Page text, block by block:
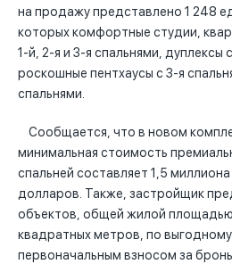
на продажу представлено 1 248
которых комфортные студии,
1-й, 2-я и 3-я спальнями, дуплексы
роскошные пентхаусы с 3-я
спальнями.
Сообщается, что в новом
минимальная стоимость
спальней составляет 1,5
долларов. Также, застройщик
объектов, общей жилой
квадратных метров, по
первоначальным взносом за